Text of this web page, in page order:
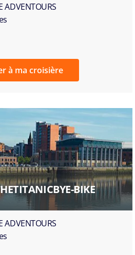
ADVENTOURS
à ma croisière
BIKE
ADVENTOURS